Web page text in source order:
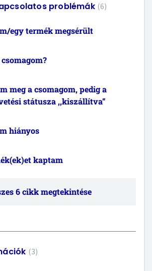
problémák 6
egy termék megsérült
meg a csomagom, pedig a
státusza ,,kiszállítva”
hiányos
kaptam
6 cikk megtekintése
3